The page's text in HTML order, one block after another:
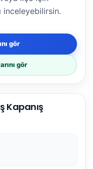
inceleyebilirsin.
gör
gör
Kapanış